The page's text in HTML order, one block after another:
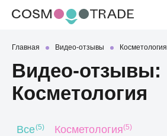
Главная Видео-отзывы Косметология
Видео-отзывы:
Косметология
Все(5) Косметология(5)